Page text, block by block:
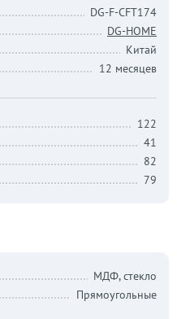
DG-F-CFT174
DG-HOME
Китай
12 месяцев
122
41
82
79
МДФ, стекло
Прямоугольные